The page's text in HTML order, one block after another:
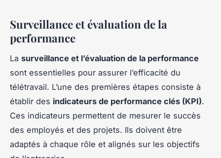
Surveillance et évaluation de la
performance
La surveillance et l’évaluation de la performance
sont essentielles pour assurer l’efficacité du
télétravail. L’une des premières étapes consiste à
établir des indicateurs de performance clés (KPI).
Ces indicateurs permettent de mesurer le succès
des employés et des projets. Ils doivent être
adaptés à chaque rôle et alignés sur les objectifs